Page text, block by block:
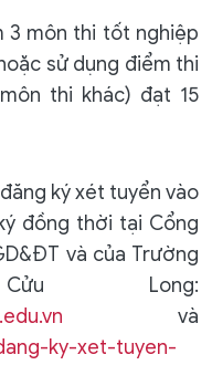
3 môn thi tốt nghiệp
sử dụng điểm thi
thi khác) đạt 15
ký xét tuyển vào
đồng thời tại Cổng
và của Trường
Long:
và
ky-xet-tuyen-